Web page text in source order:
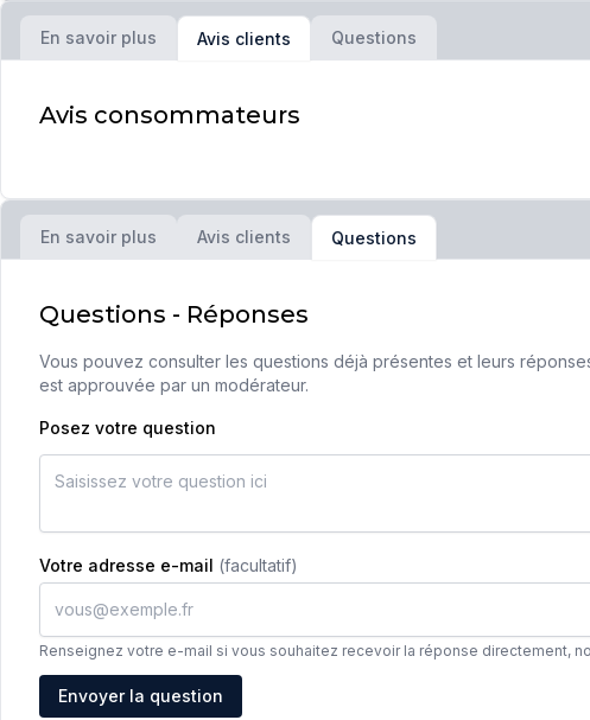
En savoir plus Avis clients Questions
Avis consommateurs
En savoir plus Avis clients Questions
Questions - Réponses
Vous pouvez consulter les questions déjà présentes et leurs
est approuvée par un modérateur.
Posez votre question
Votre adresse e-mail (facultatif)
Renseignez votre e-mail si vous souhaitez recevoir la réponse directement,
Adresse e-mail
Envoyer la question